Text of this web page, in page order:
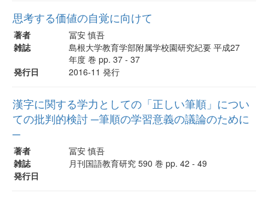
思考する価値の自覚に向けて
著者
冨安 慎吾
雑誌
島根大学教育学部附属学校園研究紀要 平成27
年度 巻 pp. 37 - 37
発行日
2016-11 発行
漢字に関する学力としての「正しい筆順」につい
ての批判的検討 ─筆順の学習意義の議論のために
─
著者
冨安 慎吾
雑誌
月刊国語教育研究 590 巻 pp. 42 - 49
発行日